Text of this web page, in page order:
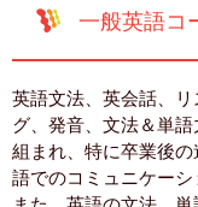
一般英語コ
英語文法、英会話、
グ、発音、文法＆単
組まれ、特に卒業後
語でのコミュニケーシ